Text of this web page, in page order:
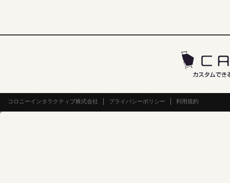
コロニーインタラクティブ株式会社 プライバシーポリシー 利用規約